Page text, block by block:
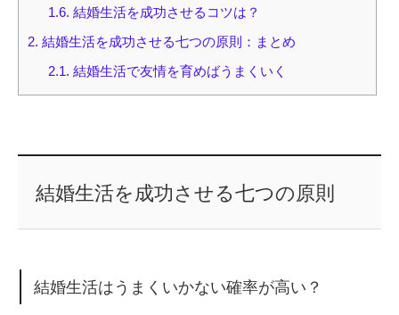
1.6. 結婚生活を成功させるコツは？
2. 結婚生活を成功させる七つの原則：まとめ
2.1. 結婚生活で友情を育めばうまくいく
結婚生活を成功させる七つの原則
結婚生活はうまくいかない確率が高い？